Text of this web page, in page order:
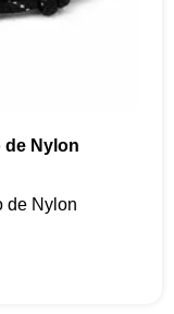
de Nylon
de Nylon